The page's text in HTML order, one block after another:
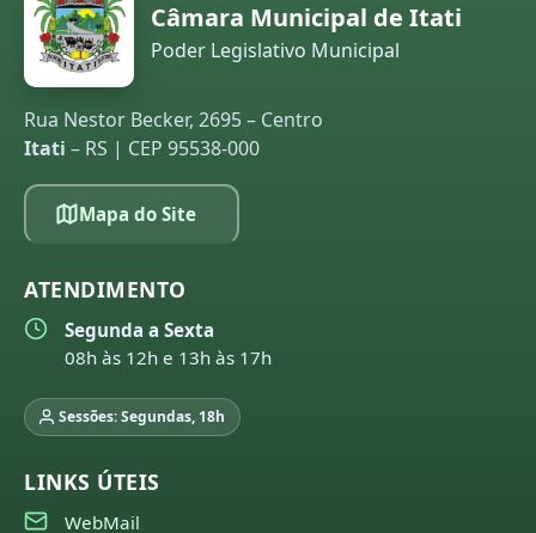
Câmara Municipal de Itati
Poder Legislativo Municipal
Rua Nestor Becker, 2695 – Centro
Itati – RS | CEP 95538-000
Mapa do Site
ATENDIMENTO
Segunda a Sexta
08h às 12h e 13h às 17h
Sessões: Segundas, 18h
LINKS ÚTEIS
WebMail